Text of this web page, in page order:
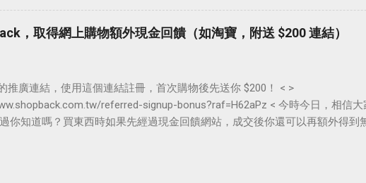
，取得網上購物額外現金回饋（如淘寶，附送 $200 連結）
推廣連結，使用這個連結註冊，首次購物後先送你 $200！ < >
referred-signup-bonus?raf=H62aPz < 今時今日，相信
你知道嗎？買東西時如果先經過現金回饋網站，成交後你還可以再額外得到